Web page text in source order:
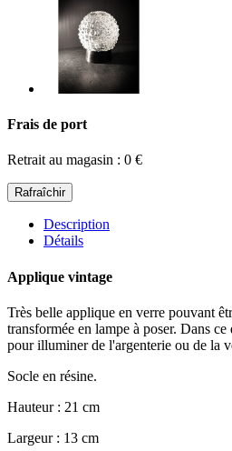
Frais de port
Retrait au magasin : 0 €
Description
Détails
Applique vintage
Très belle applique en verre pouvant
transformée en lampe à poser. Dans
pour illuminer de l'argenterie ou de la
Socle en résine.
Hauteur : 21 cm
Largeur : 13 cm